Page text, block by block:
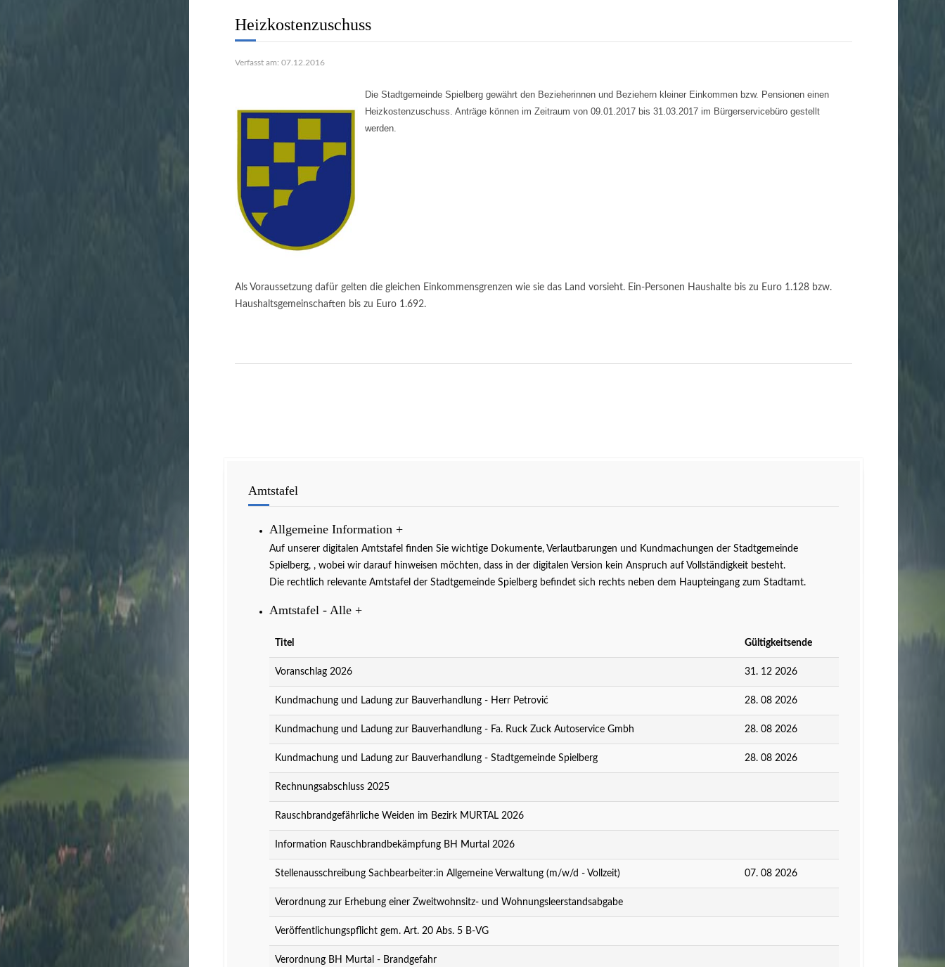
Veranstaltungen Die aktuellen Veranstaltungen
Heizkostenzuschuss
Verfasst am: 07.12.2016
Die Stadtgemeinde Spielberg gewährt den Bezieherinnen und Beziehern kleiner Einkommen bzw. Pensionen einen
Heizkostenzuschuss. Anträge können im Zeitraum von 09.01.2017 bis 31.03.2017 im Bürgerservicebüro gestellt
werden.
Als Voraussetzung dafür gelten die gleichen Einkommensgrenzen wie sie das Land vorsieht. Ein-Personen Haushalte bis zu Euro 1.128 bzw.
Haushaltsgemeinschaften bis zu Euro 1.692.
Amtstafel
Allgemeine Information +
Auf unserer digitalen Amtstafel finden Sie wichtige Dokumente, Verlautbarungen und Kundmachungen der Stadtgemeinde
Spielberg, , wobei wir darauf hinweisen möchten, dass in der digitalen Version kein Anspruch auf Vollständigkeit besteht.
Die rechtlich relevante Amtstafel der Stadtgemeinde Spielberg befindet sich rechts neben dem Haupteingang zum Stadtamt.
Amtstafel - Alle +
Titel Gültigkeitsende
Voranschlag 2026 31. 12 2026
Kundmachung und Ladung zur Bauverhandlung - Herr Petrović 28. 08 2026
Kundmachung und Ladung zur Bauverhandlung - Fa. Ruck Zuck Autoservice Gmbh 28. 08 2026
Kundmachung und Ladung zur Bauverhandlung - Stadtgemeinde Spielberg 28. 08 2026
Rechnungsabschluss 2025
Rauschbrandgefährliche Weiden im Bezirk MURTAL 2026
Information Rauschbrandbekämpfung BH Murtal 2026
Stellenausschreibung Sachbearbeiter:in Allgemeine Verwaltung (m/w/d - Vollzeit) 07. 08 2026
Verordnung zur Erhebung einer Zweitwohnsitz- und Wohnungsleerstandsabgabe
Veröffentlichungspflicht gem. Art. 20 Abs. 5 B-VG
Verordnung BH Murtal - Brandgefahr